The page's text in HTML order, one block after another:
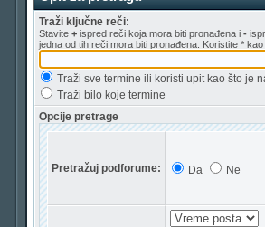
Traži ključne reči:
Stavite + ispred reči koja mora biti pronađena i -
jedna od tih reči mora biti pronađena. Koristite *
Traži sve termine ili koristi upit kao što je
Traži bilo koje termine
Opcije pretrage
Pretražuj podforume: Da Ne